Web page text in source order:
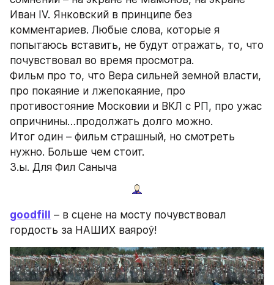
Иван IV. Янковский в принципе без
комментариев. Любые слова, которые я
попытаюсь вставить, не будут отражать, то, что
почувствовал во время просмотра.
Фильм про то, что Вера сильней земной власти,
про покаяние и лжепокаяние, про
противостояние Московии и ВКЛ с РП, про ужас
опричнины…продолжать долго можно.
Итог один – фильм страшный, но смотреть
нужно. Больше чем стоит.
З.ы. Для Фил Саныча
goodfill – в сцене на мосту почувствовал
гордость за НАШИХ ваяроў!